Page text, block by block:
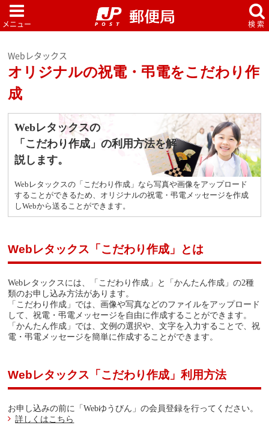
Webレタックス
オリジナルの祝電・弔電をこだわり作
成
Webレタックスの
「こだわり作成」の利用方法を解
説します。
Webレタックスの「こだわり作成」なら写真や画像をアップロー ド
することができるため、オリジナルの祝電・弔電メッセージを作成
しWebから送ることができます。
Webレタックス「こだわり作成」とは
Webレタックスには、「こだわり作成」と「かんたん作成」の2種
類のお申し込み方法があります。
「こだわり作成」では、画像や写真などのファイルをアップロード
して、祝電・弔電メッセージを自由に作成することができます。
「かんたん作成」では、文例の選択や、文字を入力することで、祝
電・弔電メッセージを簡単に作成することができます。
Webレタックス「こだわり作成」利用方法
お申し込みの前に「Webゆうびん」の会員登録を行ってください。
詳しくはこちら